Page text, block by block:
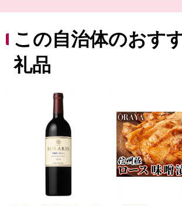
ふるさと納税を通して小諸市の魅力に触
ば幸いです。
この自治体のおす
礼品